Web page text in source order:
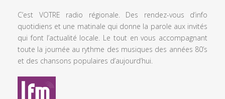
C’est VOTRE radio régionale. Des rendez-vous d’info
quotidiens et une matinale qui donne la parole aux invités
qui font l’actualité locale. Le tout en vous accompagnant
toute la journée au rythme des musiques des années 80’s
et des chansons populaires d’aujourd’hui.